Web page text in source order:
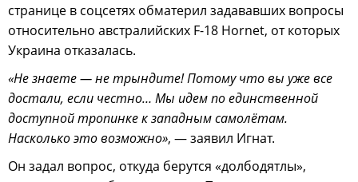
странице в соцсетях обматерил задававших вопросы
относительно австралийских F-18 Hornet, от которых
Украина отказалась.
«Не знаете — не трындите! Потому что вы уже все
достали, если честно… Мы идем по единственной
доступной тропинке к западным самолётам.
Насколько это возможно», — заявил Игнат.
Он задал вопрос, откуда берутся «долбодятлы»,